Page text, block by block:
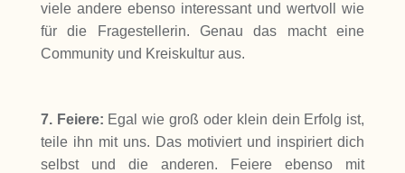
viele andere ebenso interessant und wertvoll wie
für die Fragestellerin. Genau das macht eine
Community und Kreiskultur aus.
7. Feiere: Egal wie groß oder klein dein Erfolg ist,
teile ihn mit uns. Das motiviert und inspiriert dich
selbst und die anderen. Feiere ebenso mit